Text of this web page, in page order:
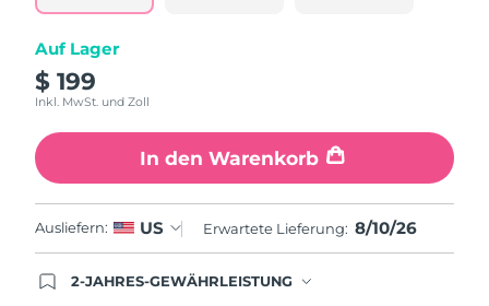
Auf Lager
$ 199
Inkl. MwSt. und Zoll
In den Warenkorb
Ausliefern: US Erwartete Lieferung: 8/10/26
2-JAHRES-GEWÄHRLEISTUNG
Taiwan
Thailand
Türkei
Vereinigte Arabische
Emirate
8/10/26
Vereinigtes
Königreich